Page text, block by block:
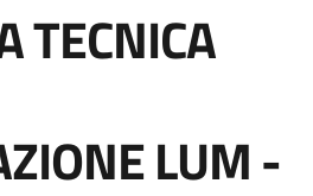
TECNICA
LUM -